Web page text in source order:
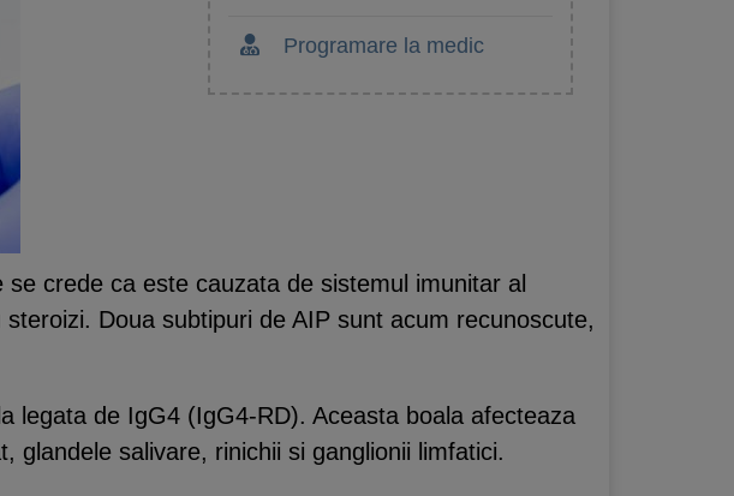
Programare la medic
crede ca este cauzata de sistemul imunitar al
Doua subtipuri de AIP sunt acum recunoscute,
legata de IgG4 (IgG4-RD). Aceasta boala afecteaza
glandele salivare, rinichii si ganglionii limfatici.